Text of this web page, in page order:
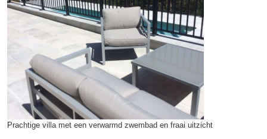
Prachtige villa met een verwarmd zwembad en fraai uitzicht